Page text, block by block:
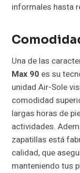
informales hasta
Una de las
Max 90 es su
unidad Air-Sole
comodidad
largas horas de
actividades.
zapatillas está
calidad, que
manteniendo tus